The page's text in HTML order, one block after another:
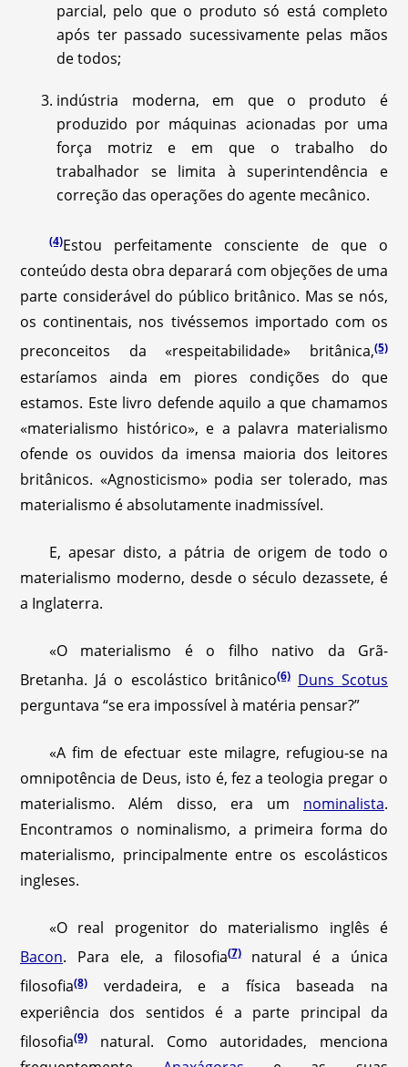
parcial, pelo que o produto só está completo
após ter passado sucessivamente pelas mãos
de todos;
indústria moderna, em que o produto é
produzido por máquinas acionadas por uma
força motriz e em que o trabalho do
trabalhador se limita à superintendência e
correção das operações do agente mecânico.
(4)Estou perfeitamente consciente de que o
conteúdo desta obra deparará com objeções de uma
parte considerável do público britânico. Mas se nós,
os continentais, nos tivéssemos importado com os
preconceitos da «respeitabilidade» britânica,(5)
estaríamos ainda em piores condições do que
estamos. Este livro defende aquilo a que chamamos
«materialismo histórico», e a palavra materialismo
ofende os ouvidos da imensa maioria dos leitores
britânicos. «Agnosticismo» podia ser tolerado, mas
materialismo é absolutamente inadmissível.
E, apesar disto, a pátria de origem de todo o
materialismo moderno, desde o século dezassete, é
a Inglaterra.
«O materialismo é o filho nativo da Grã-
Bretanha. Já o escolástico britânico(6) Duns Scotus
perguntava “se era impossível à matéria pensar?”
«A fim de efectuar este milagre, refugiou-se na
omnipotência de Deus, isto é, fez a teologia pregar o
materialismo. Além disso, era um nominalista.
Encontramos o nominalismo, a primeira forma do
materialismo, principalmente entre os escolásticos
ingleses.
«O real progenitor do materialismo inglês é
Bacon. Para ele, a filosofia(7)natural é a única
filosofia(8)
verdadeira, e a física baseada na
experiência dos sentidos é a parte principal da
filosofia(9)
natural. Como autoridades, menciona